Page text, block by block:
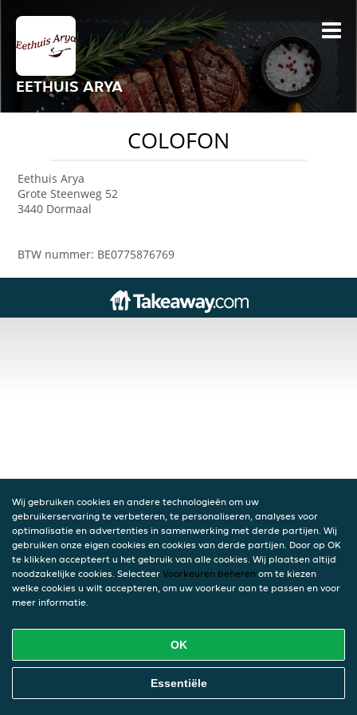
EETHUIS ARYA
COLOFON
Eethuis Arya
Grote Steenweg 52
3440 Dormaal
BTW nummer: BE0775876769
Wij gebruiken cookies en andere technologieën om uw
gebruikerservaring te verbeteren, te personaliseren, analyses voor
optimalisatie en advertenties in samenwerking met derde partijen. Wij
gebruiken onze eigen cookies en cookies van derde partijen. Door op OK
te klikken accepteert u het gebruik van alle cookies. Wij plaatsen altijd
noodzakelijke cookies. Selecteer Voorkeuren beheren om te kiezen
welke cookies u wilt accepteren, om uw voorkeur aan te passen en voor
meer informatie.
OK
Essentiële